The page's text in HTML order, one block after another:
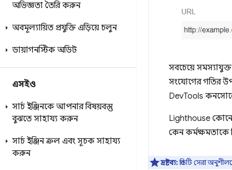
অভিজ্ঞতা তৈরি করুন
অবমূল্যায়িত প্রযুক্তি এড়িয়ে চলুন
ডায়াগনস্টিক অডিট
এসইও
সার্চ ইঞ্জিনকে আপনার বিষয়বস্তু
বুঝতে সাহায্য করুন
সার্চ ইঞ্জিন ক্রল এবং সূচক সাহায্য
করুন
সবচেয়ে
সংযোগের গতির
DevTools
Lighthouse
কেন
দ্রষ্টব্য:প্রতিটি সেরা